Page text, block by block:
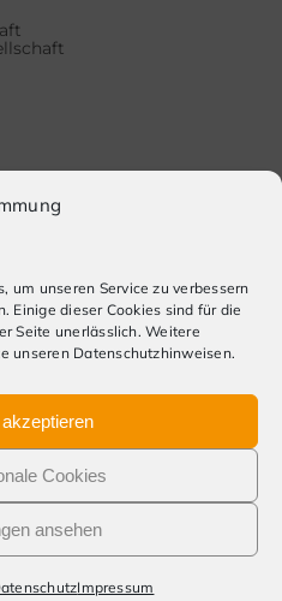
um unseren Service zu verbessern
Einige dieser Cookies sind für die
Seite unerlässlich. Weitere
unseren Datenschutzhinweisen.
Cookies
ansehen
Impressum